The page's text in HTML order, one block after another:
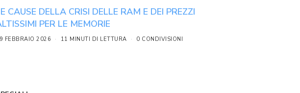
CAUSE DELLA CRISI DELLE RAM E DEI PREZZI
PER LE MEMORIE
FEBBRAIO 2026 11 MINUTI DI LETTURA 0 CONDIVISIONI